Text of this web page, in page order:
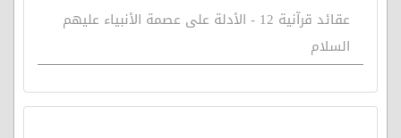
عقائد قرآنية 12 - الأدلة على عصمة الأنبياء عليهم
السلام